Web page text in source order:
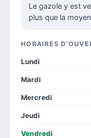
Le gazole y est
plus que la
HORAIRES
Lundi
Mardi
Mercredi
Jeudi
Vendredi